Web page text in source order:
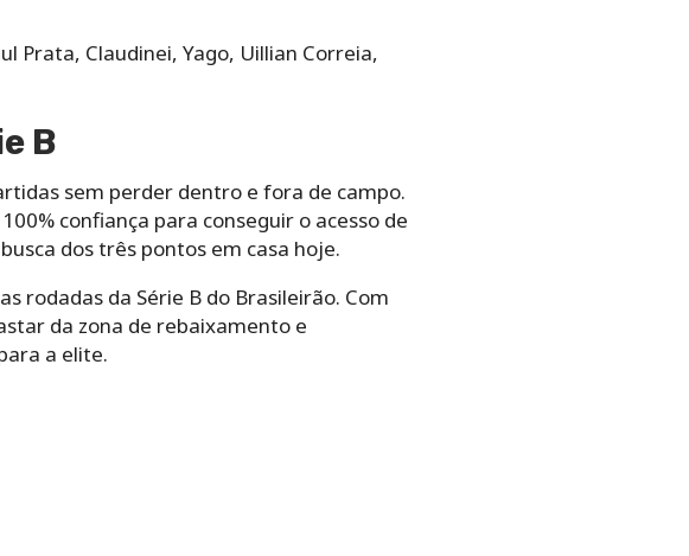
Prata, Claudinei, Yago, Uillian Correia,
B
sem perder dentro e fora de campo.
confiança para conseguir o acesso de
dos três pontos em casa hoje.
rodadas da Série B do Brasileirão. Com
da zona de rebaixamento e
a elite.